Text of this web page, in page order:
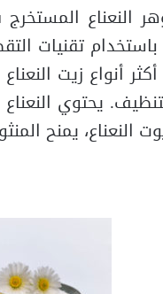
النعناع
تقنيات
أنواع زيت
يحتوي
النعناع، يمنح